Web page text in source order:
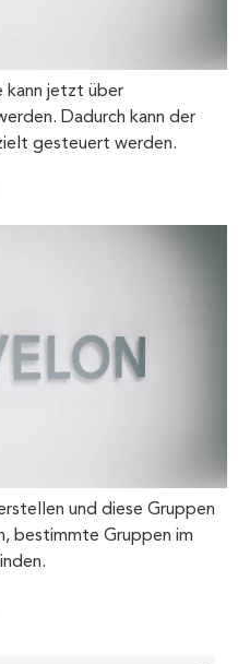
kann jetzt über
Dadurch kann der
gesteuert werden.
und diese Gruppen
bestimmte Gruppen im